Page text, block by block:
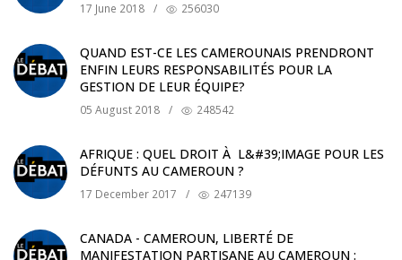
17 June 2018 / 256030
QUAND EST-CE LES CAMEROUNAIS PRENDRONT
ENFIN LEURS RESPONSABILITÉS POUR LA
GESTION DE LEUR ÉQUIPE?
05 August 2018 / 248542
AFRIQUE : QUEL DROIT À L&#39;IMAGE POUR LES
DÉFUNTS AU CAMEROUN ?
17 December 2017 / 247139
CANADA - CAMEROUN, LIBERTÉ DE
MANIFESTATION PARTISANE AU CAMEROUN :